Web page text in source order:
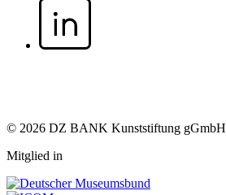
© 2026 DZ BANK Kunststiftung gGmbH
Mitglied in